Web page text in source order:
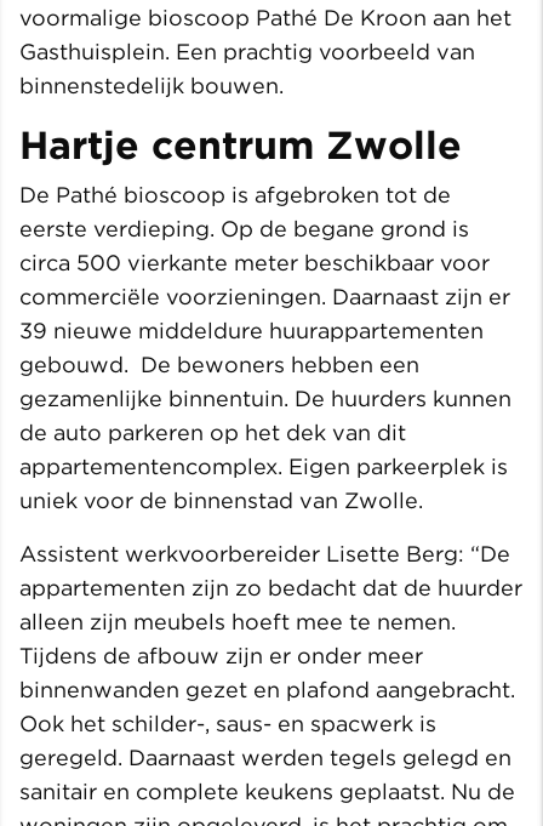
voormalige bioscoop Pathé De Kroon aan het
Gasthuisplein. Een prachtig voorbeeld van
binnenstedelijk bouwen.
Hartje centrum Zwolle
De Pathé bioscoop is afgebroken tot de
eerste verdieping. Op de begane grond is
circa 500 vierkante meter beschikbaar voor
commerciële voorzieningen. Daarnaast zijn er
39 nieuwe middeldure huurappartementen
gebouwd. De bewoners hebben een
gezamenlijke binnentuin. De huurders kunnen
de auto parkeren op het dek van dit
appartementencomplex. Eigen parkeerplek is
uniek voor de binnenstad van Zwolle.
Assistent werkvoorbereider Lisette Berg: “De
appartementen zijn zo bedacht dat de huurder
alleen zijn meubels hoeft mee te nemen.
Tijdens de afbouw zijn er onder meer
binnenwanden gezet en plafond aangebracht.
Ook het schilder-, saus- en spacwerk is
geregeld. Daarnaast werden tegels gelegd en
sanitair en complete keukens geplaatst. Nu de